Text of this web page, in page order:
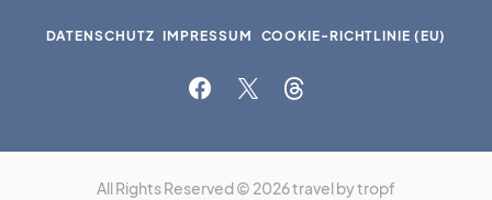
DATENSCHUTZ IMPRESSUM COOKIE-RICHTLINIE (EU)
All Rights Reserved © 2026 travel by tropf